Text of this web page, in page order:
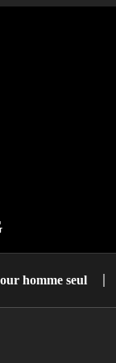
homme seul